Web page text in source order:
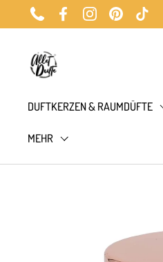
Zum Inhalt springen
PhoneFacebookInstagramPinterestTikTok
DUFTKERZEN & RAUMDÜFTE
MEHR